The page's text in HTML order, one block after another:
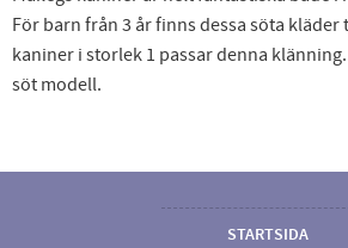
För barn från 3 år finns dessa söta
kaniner i storlek 1 passar denna
söt modell.
STARTSIDA